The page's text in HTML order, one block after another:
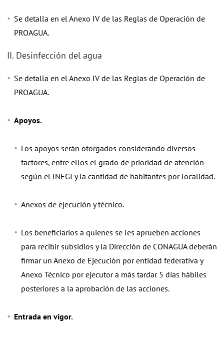
Se detalla en el Anexo IV de las Reglas de Operación de
PROAGUA.
II. Desinfección del agua
Se detalla en el Anexo IV de las Reglas de Operación de
PROAGUA.
Apoyos.
Los apoyos serán otorgados considerando diversos
factores, entre ellos el grado de prioridad de atención
según el INEGI y la cantidad de habitantes por localidad.
Anexos de ejecución y técnico.
Los beneficiarios a quienes se les aprueben acciones
para recibir subsidios y la Dirección de CONAGUA deberán
firmar un Anexo de Ejecución por entidad federativa y
Anexo Técnico por ejecutor a más tardar 5 días hábiles
posteriores a la aprobación de las acciones.
Entrada en vigor.